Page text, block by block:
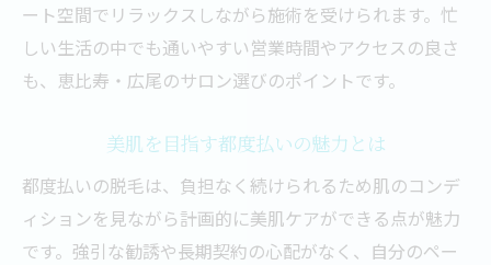
ート空間でリラックスしながら施術を受けられます。忙
しい生活の中でも通いやすい営業時間やアクセスの良さ
も、恵比寿・広尾のサロン選びのポイントです。
美肌を目指す都度払いの魅力とは
都度払いの脱毛は、負担なく続けられるため肌のコンデ
ィションを見ながら計画的に美肌ケアができる点が魅力
です。強引な勧誘や長期契約の心配がなく、自分のペー